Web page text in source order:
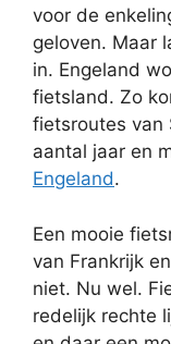
voor de
geloven. Maar
in. Engeland
fietsland. Zo
fietsroutes van
aantal jaar en
Engeland.
Een mooie
van Frankrijk
niet. Nu wel.
redelijk rechte